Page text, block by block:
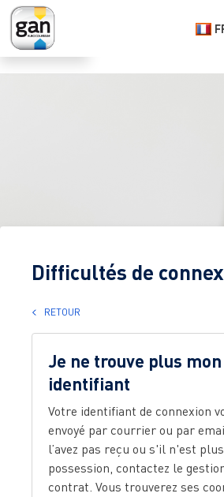
Difficultés de
RETOUR
Je ne trouve plus mon
identifiant
Votre identifiant de connexion
envoyé par courrier ou par
l’avez pas reçu ou s'il n'est
possession, contactez le
contrat. Vous trouverez ses